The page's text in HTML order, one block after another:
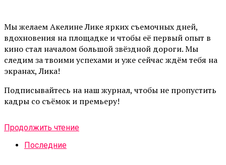
Мы желаем Акелине Лике ярких съемочных дней,
вдохновения на площадке и чтобы её первый опыт в
кино стал началом большой звёздной дороги. Мы
следим за твоими успехами и уже сейчас ждём тебя на
экранах, Лика!
Подписывайтесь на наш журнал, чтобы не пропустить
кадры со съёмок и премьеру!
Продолжить чтение
Последние